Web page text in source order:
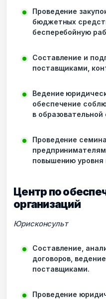
Проведение
бюджетных
бесперебойную
Составление и
поставщиками,
Ведение
обеспечение
в образовательной
Проведение
повышению уровня
Центр по
организаций
Юрисконсульт
Составление,
договоров,
поставщиками.
Проведение